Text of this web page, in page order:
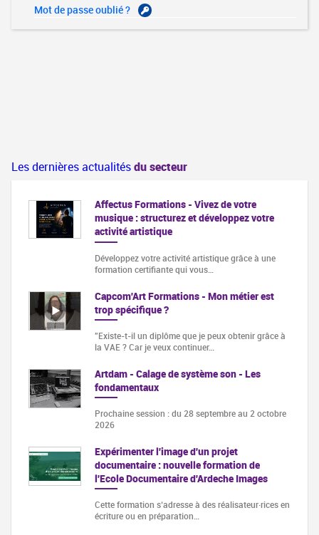
Mot de passe oublié ?
Les dernières actualitésdu secteur
Affectus Formations - Vivez de votre
musique : structurez et développez votre
activité artistique
Développez votre activité artistique grâce à une
formation certifiante qui vous…
Capcom'Art Formations - Mon métier est
trop spécifique ?
"Existe-t-il un diplôme que je peux obtenir grâce à
la VAE ? Car je veux continuer…
Artdam - Calage de système son - Les
fondamentaux
Prochaine session : du 28 septembre au 2 octobre
2026
Expérimenter l'image d'un projet
documentaire : nouvelle formation de
l'Ecole Documentaire d'Ardeche Images
Cette formation s‘adresse à des réalisateur·rices en
écriture ou en préparation…